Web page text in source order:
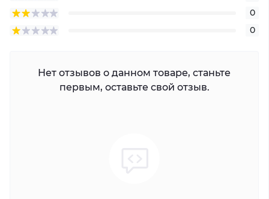
0
0
Нет отзывов о данном товаре, станьте
первым, оставьте свой отзыв.